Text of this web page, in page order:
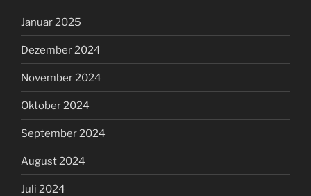
Januar 2025
Dezember 2024
November 2024
Oktober 2024
September 2024
August 2024
Juli 2024